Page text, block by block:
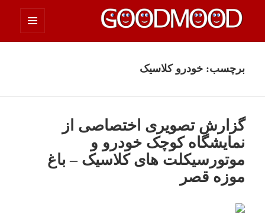
چیزای خووب مووب
برچسب:خودرو کلاسیک
گزارش تصویری اختصاصی از
نمایشگاه کوچک خودرو و
موتورسیکلت های کلاسیک – باغ
موزه قصر